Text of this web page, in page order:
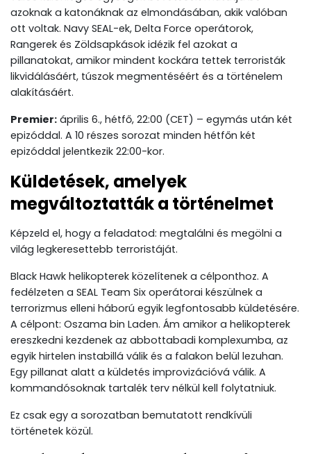
azoknak a katonáknak az elmondásában, akik valóban
ott voltak. Navy SEAL-ek, Delta Force operátorok,
Rangerek és Zöldsapkások idézik fel azokat a
pillanatokat, amikor mindent kockára tettek terroristák
likvidálásáért, túszok megmentéséért és a történelem
alakításáért.
Premier: április 6., hétfő, 22:00 (CET) – egymás után két
epizóddal. A 10 részes sorozat minden hétfőn két
epizóddal jelentkezik 22:00-kor.
Küldetések, amelyek
megváltoztatták a történelmet
Képzeld el, hogy a feladatod: megtalálni és megölni a
világ legkeresettebb terroristáját.
Black Hawk helikopterek közelítenek a célponthoz. A
fedélzeten a SEAL Team Six operátorai készülnek a
terrorizmus elleni háború egyik legfontosabb küldetésére.
A célpont: Oszama bin Laden. Ám amikor a helikopterek
ereszkedni kezdenek az abbottabadi komplexumba, az
egyik hirtelen instabillá válik és a falakon belül lezuhan.
Egy pillanat alatt a küldetés improvizációvá válik. A
kommandósoknak tartalék terv nélkül kell folytatniuk.
Ez csak egy a sorozatban bemutatott rendkívüli
történetek közül.